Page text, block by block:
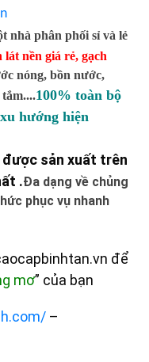
nhà phân phối sỉ và lẻ
lát nền giá rẻ, gạch
nóng, bồn nước,
100% toàn bộ
hướng hiện
sản xuất trên
.Đa dạng về chủng
phục vụ nhanh
để
mơ” của bạn
–